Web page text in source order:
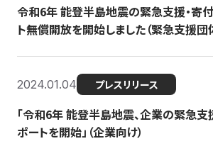
令和6年 能登半島地震の緊急支援・寄
ト無償開放を開始しました（緊急支援団
2024.01.04 プレスリリース
「令和6年 能登半島地震、企業の緊急支
ポートを開始」（企業向け）